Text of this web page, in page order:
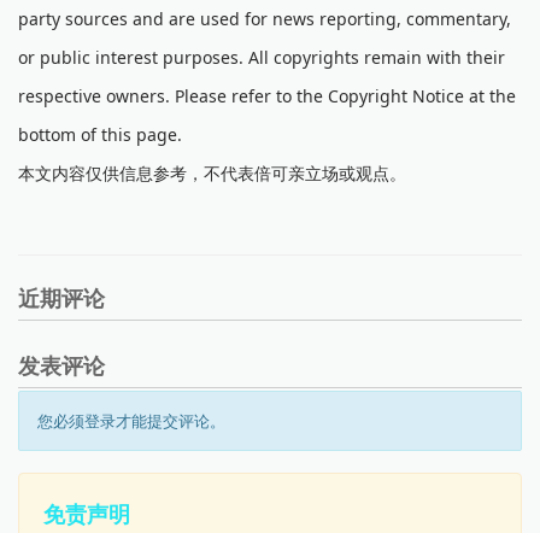
party sources and are used for news reporting, commentary,
or public interest purposes. All copyrights remain with their
respective owners. Please refer to the Copyright Notice at the
bottom of this page.
本文内容仅供信息参考，不代表倍可亲立场或观点。
近期评论
发表评论
您必须登录才能提交评论。
免责声明